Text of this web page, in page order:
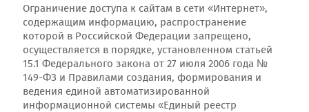
Ограничение доступа к сайтам в сети «Интернет»,
содержащим информацию, распространение
которой в Российской Федерации запрещено,
осуществляется в порядке, установленном статьей
15.1 Федерального закона от 27 июля 2006 года №
149-ФЗ и Правилами создания, формирования и
ведения единой автоматизированной
информационной системы «Единый реестр